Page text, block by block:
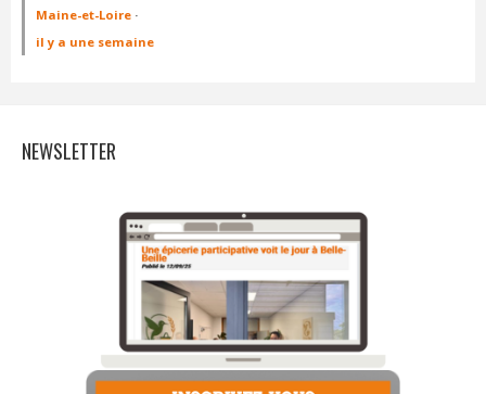
Maine-et-Loire ·
il y a une semaine
NEWSLETTER